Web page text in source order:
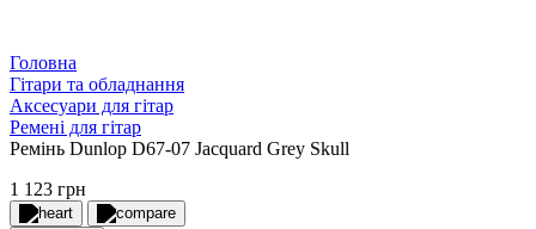
Головна
Гітари та обладнання
Аксесуари для гітар
Ремені для гітар
Ремінь Dunlop D67-07 Jacquard Grey Skull
1 123 грн